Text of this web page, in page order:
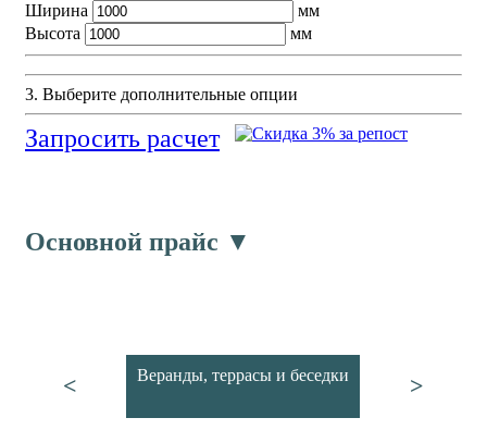
Ширина
мм
Высота
мм
3. Выберите дополнительные опции
Запросить расчет
Основной прайс ▼
< Веранды, террасы и беседки >